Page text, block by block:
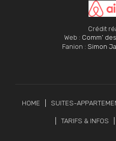
Crédit
Web : Comm’
Fanion : Simon
HOME SUITES-
TARIFS & INFOS